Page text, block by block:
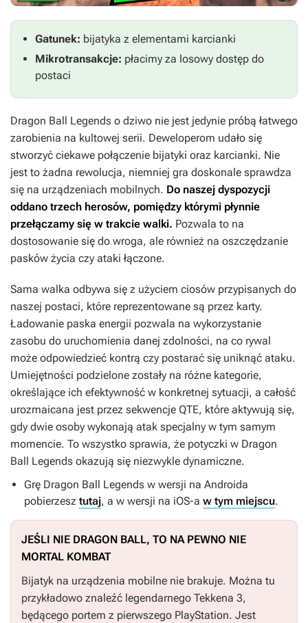
Gatunek: bijatyka z elementami karcianki
Mikrotransakcje: płacimy za losowy dostęp do
postaci
Dragon Ball Legends o dziwo nie jest jedynie próbą łatwego
zarobienia na kultowej serii. Deweloperom udało się
stworzyć ciekawe połączenie bijatyki oraz karcianki. Nie
jest to żadna rewolucja, niemniej gra doskonale sprawdza
się na urządzeniach mobilnych. Do naszej dyspozycji
oddano trzech herosów, pomiędzy którymi płynnie
przełączamy się w trakcie walki. Pozwala to na
dostosowanie się do wroga, ale również na oszczędzanie
pasków życia czy ataki łączone.
Sama walka odbywa się z użyciem ciosów przypisanych do
naszej postaci, które reprezentowane są przez karty.
Ładowanie paska energii pozwala na wykorzystanie
zasobu do uruchomienia danej zdolności, na co rywal
może odpowiedzieć kontrą czy postarać się uniknąć ataku.
Umiejętności podzielone zostały na różne kategorie,
określające ich efektywność w konkretnej sytuacji, a całość
urozmaicana jest przez sekwencje QTE, które aktywują się,
gdy dwie osoby wykonają atak specjalny w tym samym
momencie. To wszystko sprawia, że potyczki w Dragon
Ball Legends okazują się niezwykle dynamiczne.
Grę Dragon Ball Legends w wersji na Androida
pobierzesz tutaj, a w wersji na iOS-a w tym miejscu.
JEŚLI NIE DRAGON BALL, TO NA PEWNO NIE
MORTAL KOMBAT
Bijatyk na urządzenia mobilne nie brakuje. Można tu
przykładowo znaleźć legendarnego Tekkena 3,
będącego portem z pierwszego PlayStation. Jest